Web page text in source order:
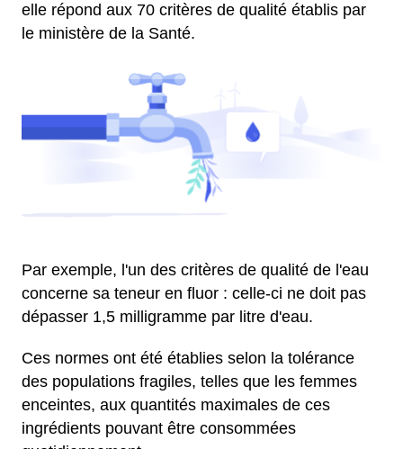
elle répond aux 70 critères de qualité établis par
le ministère de la Santé.
Par exemple, l'un des critères de qualité de l'eau
concerne sa teneur en fluor : celle-ci ne doit pas
dépasser 1,5 milligramme par litre d'eau.
Ces normes ont été établies selon la tolérance
des populations fragiles, telles que les femmes
enceintes, aux quantités maximales de ces
ingrédients pouvant être consommées